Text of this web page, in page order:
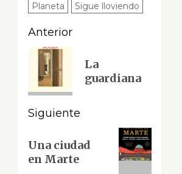
Planeta
Sigue lloviendo
Navegación
de
entradas
Anterior
Entrada
anterior:
La
guardiana
Siguiente
entrada:
Una ciudad
en Marte